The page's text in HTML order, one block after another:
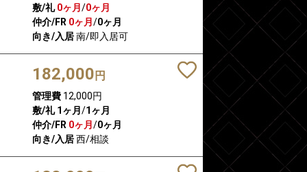
敷/礼 0ヶ月 /0ヶ月
仲介/FR 0ヶ月 /0ヶ月
向き/入居南/即入居可
182,000 円
管理費12,000円
敷/礼 1ヶ月 /1ヶ月
仲介/FR 0ヶ月 /0ヶ月
向き/入居西/相談